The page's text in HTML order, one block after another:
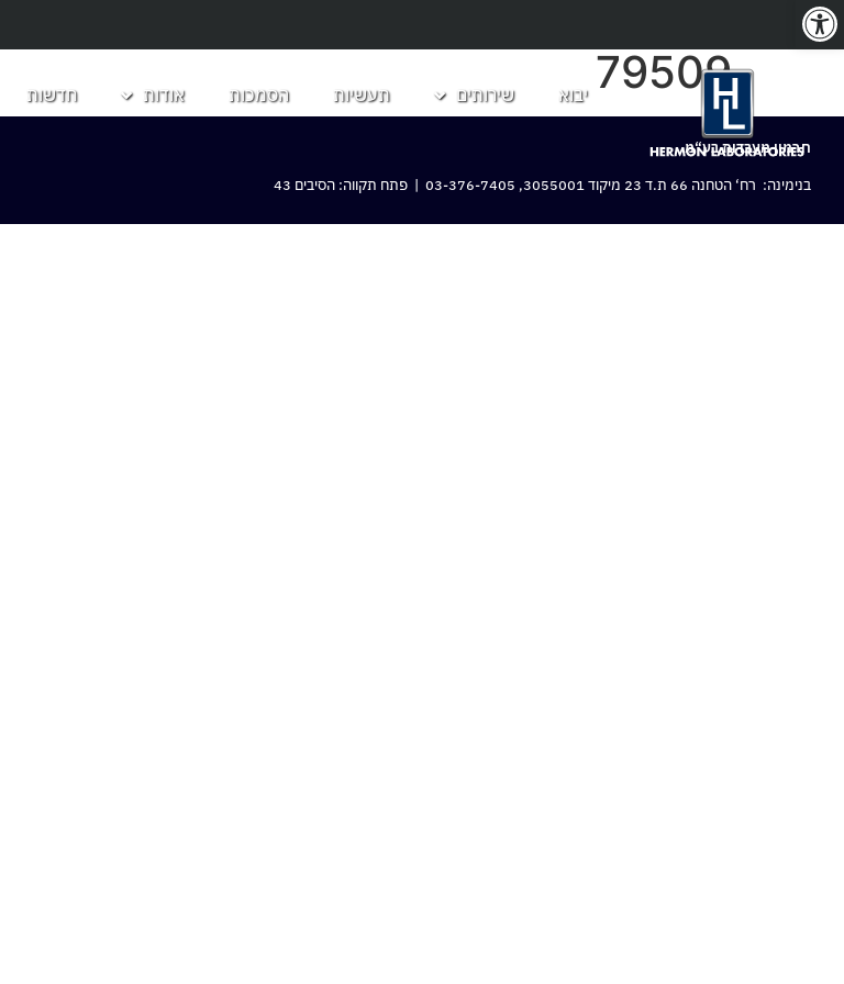
יבוא שירותים תעשיות הסמכות אודות חדשות 79509
חרמון מעבדות בע“מ
בנימינה: רח‘ הטחנה 66 ת.ד 23 מיקוד 3055001,
03-376-7405 | פתח תקווה: הסיבים 43